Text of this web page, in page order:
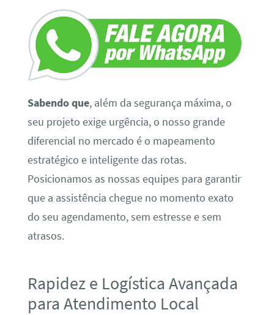
Sabendo que, além da segurança máxima, o
seu projeto exige urgência, o nosso grande
diferencial no mercado é o mapeamento
estratégico e inteligente das rotas.
Posicionamos as nossas equipes para garantir
que a assistência chegue no momento exato
do seu agendamento, sem estresse e sem
atrasos.
Rapidez e Logística Avançada
para Atendimento Local